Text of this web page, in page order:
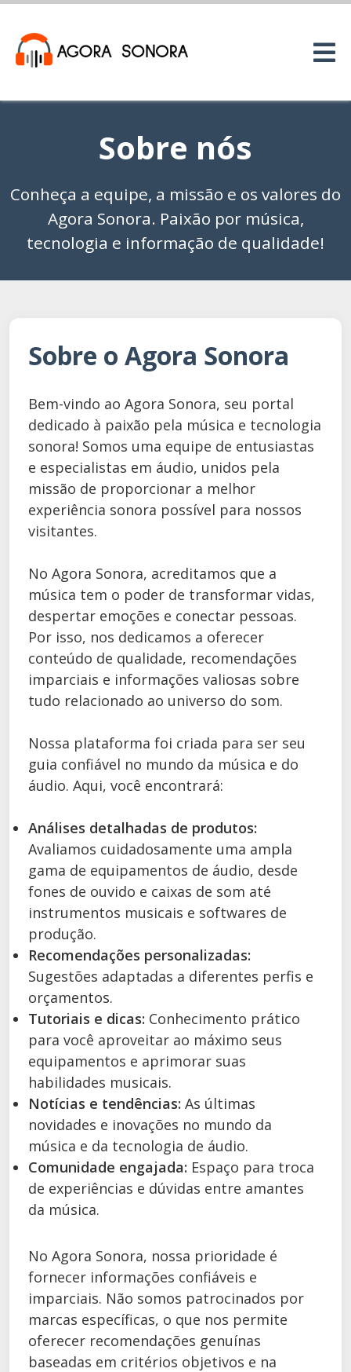
Sobre nós
Conheça a equipe, a missão e os valores do
Agora Sonora. Paixão por música,
tecnologia e informação de qualidade!
Sobre o Agora Sonora
Bem-vindo ao Agora Sonora, seu portal
dedicado à paixão pela música e tecnologia
sonora! Somos uma equipe de entusiastas
e especialistas em áudio, unidos pela
missão de proporcionar a melhor
experiência sonora possível para nossos
visitantes.
No Agora Sonora, acreditamos que a
música tem o poder de transformar vidas,
despertar emoções e conectar pessoas.
Por isso, nos dedicamos a oferecer
conteúdo de qualidade, recomendações
imparciais e informações valiosas sobre
tudo relacionado ao universo do som.
Nossa plataforma foi criada para ser seu
guia confiável no mundo da música e do
áudio. Aqui, você encontrará:
Análises detalhadas de produtos:
Avaliamos cuidadosamente uma ampla
gama de equipamentos de áudio, desde
fones de ouvido e caixas de som até
instrumentos musicais e softwares de
produção.
Recomendações personalizadas:
Sugestões adaptadas a diferentes perfis e
orçamentos.
Tutoriais e dicas: Conhecimento prático
para você aproveitar ao máximo seus
equipamentos e aprimorar suas
habilidades musicais.
Notícias e tendências: As últimas
novidades e inovações no mundo da
música e da tecnologia de áudio.
Comunidade engajada: Espaço para troca
de experiências e dúvidas entre amantes
da música.
No Agora Sonora, nossa prioridade é
fornecer informações confiáveis e
imparciais. Não somos patrocinados por
marcas específicas, o que nos permite
oferecer recomendações genuínas
baseadas em critérios objetivos e na